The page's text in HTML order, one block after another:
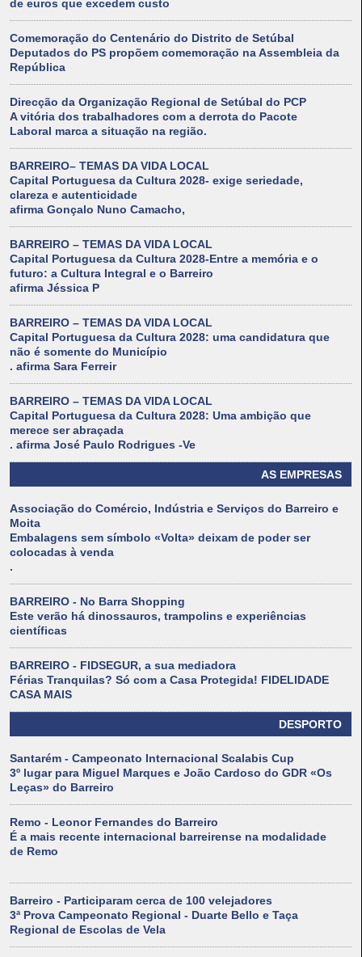
de euros que excedem custo
Comemoração do Centenário do Distrito de Setúbal
Deputados do PS propõem comemoração na Assembleia da
República
Direcção da Organização Regional de Setúbal do PCP
A vitória dos trabalhadores com a derrota do Pacote
Laboral marca a situação na região.
BARREIRO– TEMAS DA VIDA LOCAL
Capital Portuguesa da Cultura 2028- exige seriedade,
clareza e autenticidade
afirma Gonçalo Nuno Camacho,
BARREIRO – TEMAS DA VIDA LOCAL
Capital Portuguesa da Cultura 2028-Entre a memória e o
futuro: a Cultura Integral e o Barreiro
afirma Jéssica P
BARREIRO – TEMAS DA VIDA LOCAL
Capital Portuguesa da Cultura 2028: uma candidatura que
não é somente do Município
. afirma Sara Ferreir
BARREIRO – TEMAS DA VIDA LOCAL
Capital Portuguesa da Cultura 2028: Uma ambição que
merece ser abraçada
. afirma José Paulo Rodrigues -Ve
AS EMPRESAS
Associação do Comércio, Indústria e Serviços do Barreiro e
Moita
Embalagens sem símbolo «Volta» deixam de poder ser
colocadas à venda
.
BARREIRO - No Barra Shopping
Este verão há dinossauros, trampolins e experiências
científicas
BARREIRO - FIDSEGUR, a sua mediadora
Férias Tranquilas? Só com a Casa Protegida! FIDELIDADE
CASA MAIS
DESPORTO
Santarém - Campeonato Internacional Scalabis Cup
3º lugar para Miguel Marques e João Cardoso do GDR «Os
Leças» do Barreiro
Remo - Leonor Fernandes do Barreiro
É a mais recente internacional barreirense na modalidade
de Remo
Barreiro - Participaram cerca de 100 velejadores
3ª Prova Campeonato Regional - Duarte Bello e Taça
Regional de Escolas de Vela